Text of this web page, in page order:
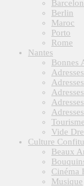
Berlin
Maroc
Porto
Rome
Nantes
Bonnes
Vide
Culture
Beaux
Cinéma
Musique